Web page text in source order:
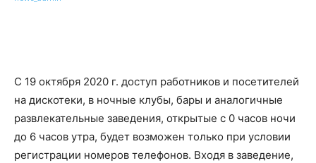
С 19 октября 2020 г. доступ работников и посетителей
на дискотеки, в ночные клубы, бары и аналогичные
развлека­тельные заведения, открытые с 0 часов ночи
до 6 часов утра, будет возможен только при условии
регистрации номеров телефонов. Входя в заведение,